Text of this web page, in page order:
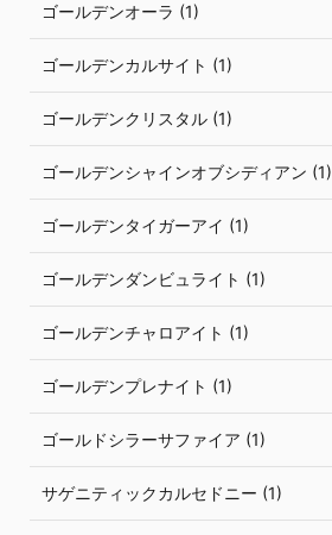
ゴールデンオーラ (1)
ゴールデンカルサイト (1)
ゴールデンクリスタル (1)
ゴールデンシャインオブシディアン (1)
ゴールデンタイガーアイ (1)
ゴールデンダンビュライト (1)
ゴールデンチャロアイト (1)
ゴールデンプレナイト (1)
ゴールドシラーサファイア (1)
サゲニティックカルセドニー (1)